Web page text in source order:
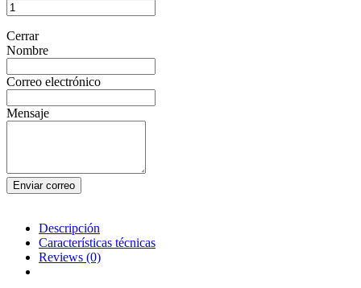
Cerrar
Nombre
Correo electrónico
Mensaje
Enviar correo
Descripción
Características técnicas
Reviews (0)